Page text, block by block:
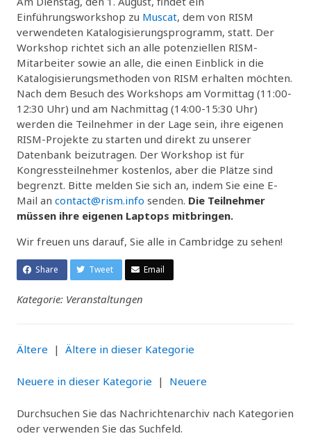
Einführungsworkshop zu Muscat, dem von RISM
verwendeten Katalogisierungsprogramm, statt. Der
Workshop richtet sich an alle potenziellen RISM-
Mitarbeiter sowie an alle, die einen Einblick in die
Katalogisierungsmethoden von RISM erhalten möchten.
Nach dem Besuch des Workshops am Vormittag (11:00-
12:30 Uhr) und am Nachmittag (14:00-15:30 Uhr)
werden die Teilnehmer in der Lage sein, ihre eigenen
RISM-Projekte zu starten und direkt zu unserer
Datenbank beizutragen. Der Workshop ist für
Kongressteilnehmer kostenlos, aber die Plätze sind
begrenzt. Bitte melden Sie sich an, indem Sie eine E-
Mail an contact@rism.info senden. Die Teilnehmer
müssen ihre eigenen Laptops mitbringen.
Wir freuen uns darauf, Sie alle in Cambridge zu sehen!
Share Tweet Email
Kategorie: Veranstaltungen
Ältere | Ältere in dieser Kategorie
Neuere in dieser Kategorie | Neuere
Durchsuchen Sie das Nachrichtenarchiv nach Kategorien
oder verwenden Sie das Suchfeld.